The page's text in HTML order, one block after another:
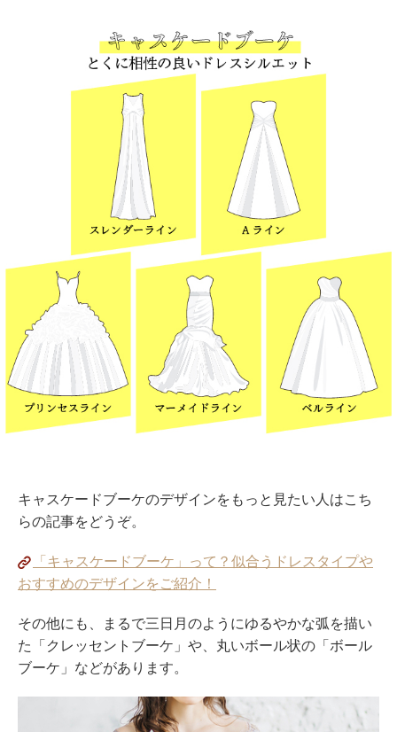
キャスケードブーケのデザインをもっと見たい人はこち
らの記事をどうぞ。
「キャスケードブーケ」って？似合うドレスタイプや
おすすめのデザインをご紹介！
その他にも、まるで三日月のようにゆるやかな弧を描い
た「クレッセントブーケ」や、丸いボール状の「ボール
ブーケ」などがあります。